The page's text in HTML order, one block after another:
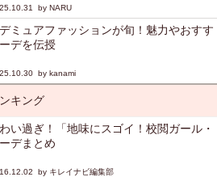
by NARU
ミュアファッションが旬！魅力やおすす
デを伝授
by kanami
キング
い過ぎ！「地味にスゴイ！校閲ガール・
デまとめ
by キレイナビ編集部